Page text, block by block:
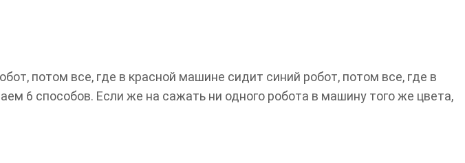
потом все, где в красной машине сидит синий робот, потом все, где в
6 способов. Если же на сажать ни одного робота в машину того же цвета,